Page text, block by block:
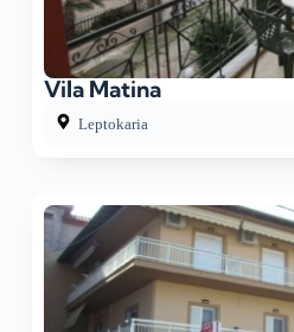
Vila Matina
Leptokaria